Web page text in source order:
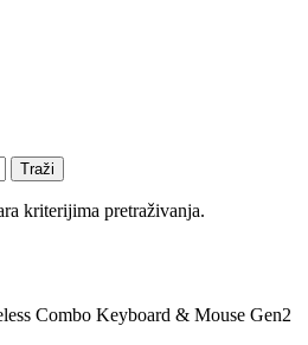
Traži
kriterijima pretraživanja.
Combo Keyboard & Mouse Gen2